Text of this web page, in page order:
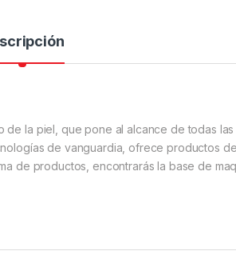
de la piel, que pone al alcance de todas
de vanguardia, ofrece productos
de productos, encontrarás la base de